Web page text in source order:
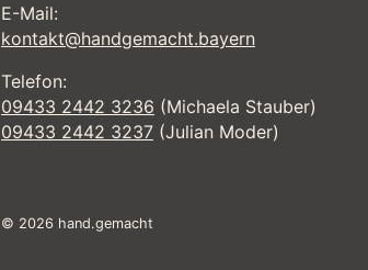
E-Mail:
kontakt@handgemacht.bayern
Telefon:
09433 2442 3236 (Michaela Stauber)
09433 2442 3237 (Julian Moder)
© 2026 hand.gemacht